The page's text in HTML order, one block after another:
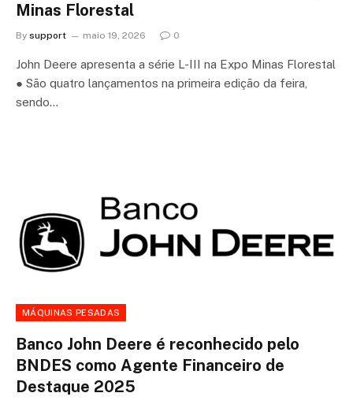
Minas Florestal
By support maio 19, 2026 0
John Deere apresenta a série L-III na Expo Minas Florestal
● São quatro lançamentos na primeira edição da feira,
sendo…
MÁQUINAS PESADAS
Banco John Deere é reconhecido pelo
BNDES como Agente Financeiro de
Destaque 2025